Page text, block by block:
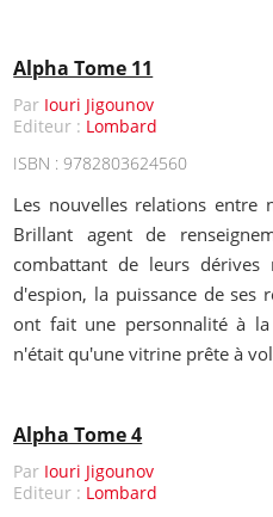
Alpha Tome 11
Par Iouri Jigounov
Editeur : Lombard
ISBN : 9782803624560
Les nouvelles relations entre
Brillant agent de
combattant de leurs dérives
d'espion, la puissance de ses
ont fait une personnalité à
n'était qu'une vitrine prête à
Alpha Tome 4
Par Iouri Jigounov
Editeur : Lombard